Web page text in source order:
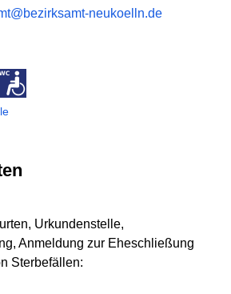
neukoelln.de
Urkundenstelle,
Anmeldung zur Eheschließung
Sterbefällen: